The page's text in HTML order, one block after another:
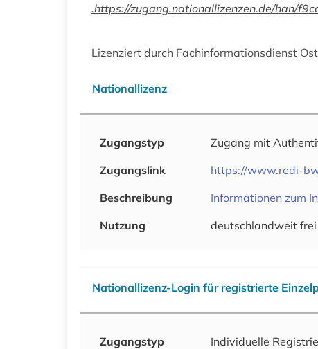
.https://zugang.nationallizenzen.de/han/
Lizenziert durch Fachinformationsdienst
Nationallizenz
Zugangstyp
Zugang mit
Zugangslink
https://www.redi-
Beschreibung
Informationen zum
Nutzung
deutschlandweit
Nationallizenz-Login für registrierte
Zugangstyp Individuelle